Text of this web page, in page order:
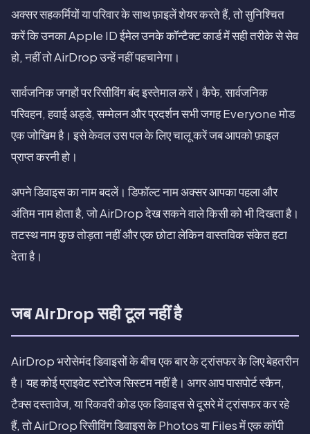
अक्सर सहकर्मियों या परिवार के साथ फ़ाइलें शेयर करते हैं, तो सुनिश्चित
करें कि उनका Apple ID ईमेल उनके कॉन्टैक्ट कार्ड में सही तरीके से सेव
हो, नहीं तो AirDrop उन्हें नहीं पहचानेगा।
सार्वजनिक जगहों पर रिसीविंग बंद इस्तेमाल करें। कैफे, सार्वजनिक
परिवहन, हवाई अड्डे, सम्मेलन और प्रदर्शन सभी जगह Everyone मोड
एक जोखिम है। इसे केवल उस पल के लिए चालू करें जब आपको फ़ाइल
प्राप्त करनी हो।
अपने डिवाइस का नाम बदलें। डिफॉल्ट नाम अक्सर आपका पहला और
अंतिम नाम होता है, जो AirDrop देख सकने वाले किसी को भी दिखता है।
तटस्थ नाम कुछ तोड़ता नहीं और एक छोटा लेकिन वास्तविक संकेत हटा
देता है।
जब AirDrop सही टूल नहीं है
AirDrop भरोसेमंद डिवाइसों के बीच एक बार के ट्रांसफर के लिए बेहतरीन
है। यह कोई प्राइवेट स्टोरेज सिस्टम नहीं है। अगर आप पासपोर्ट स्कैन,
टैक्स दस्तावेज, या रिकवरी कोड एक डिवाइस से दूसरे में ट्रांसफर कर रहे
हैं, तो AirDrop रिसीविंग डिवाइस के Photos या Files में एक कॉपी